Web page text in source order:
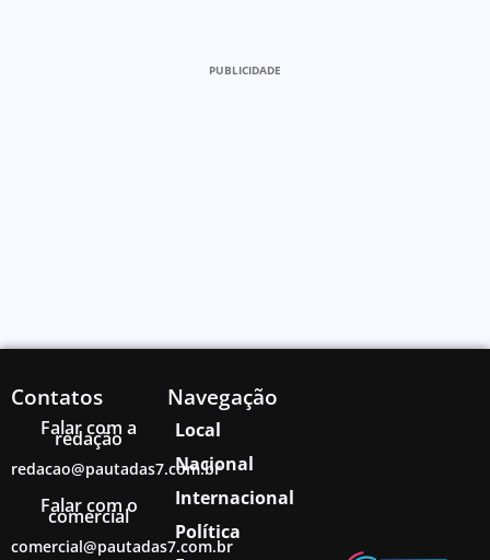
PUBLICIDADE
Contatos
Falar com a
redação
redacao@pautadas7.com.br
Falar com o
comercial
comercial@pautadas7.com.br
Navegação
Local
Nacional
Internacional
Política